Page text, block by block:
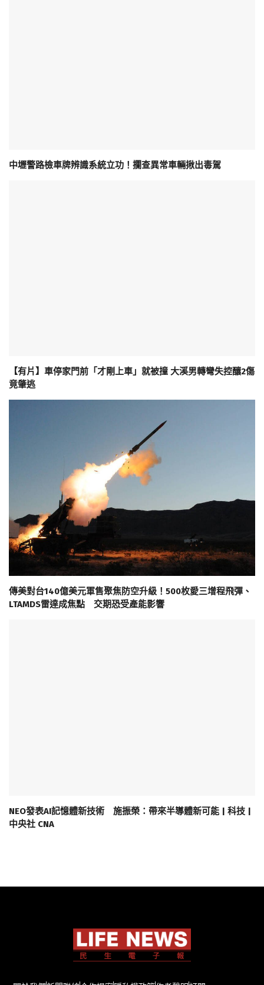
中壢警路檢車牌辨識系統立功！攔查異常車輛揪出毒駕
【有片】車停家門前「才剛上車」就被撞 大溪男轉彎失控釀2傷
竟肇逃
傳美對台140億美元軍售聚焦防空升級！500枚愛三增程飛彈、
LTAMDS雷達成焦點 交期恐受產能影響
NEO發表AI記憶體新技術 施振榮：帶來半導體新可能 | 科技 |
中央社 CNA